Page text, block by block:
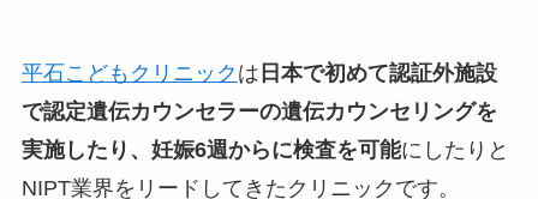
平石こどもクリニック は 日本で初めて認証外施設
で認定遺伝カウンセラーの遺伝カウンセリングを
実施したり、妊娠6週からに検査を可能にしたりと
NIPT業界をリードしてきたクリニックです。